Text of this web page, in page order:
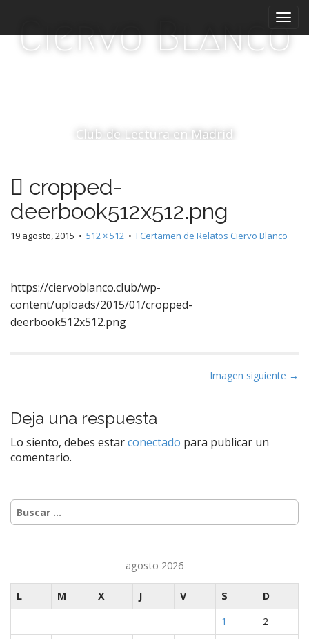
l
Ciervo Blanco
Club de Lectura en Madrid
cropped-
deerbook512x512.png
19 agosto, 2015 • 512 × 512 • I Certamen de Relatos Ciervo Blanco
https://ciervoblanco.club/wp-
content/uploads/2015/01/cropped-
deerbook512x512.png
v
e
g
a
i
ó
e
n
Imagen siguiente →
Deja una respuesta
Lo siento, debes estarconectado para publicar un
comentario.
Buscar:
agosto 2026
L M X J V S
D
1
2